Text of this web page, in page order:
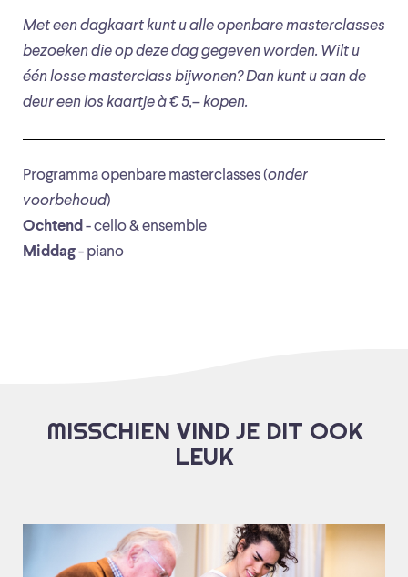
Met een dagkaart kunt u alle openbare masterclasses
bezoeken die op deze dag gegeven worden. Wilt u
één losse masterclass bijwonen? Dan kunt u aan de
deur een los kaartje à € 5,– kopen.
Programma openbare masterclasses (onder
voorbehoud)
Ochtend - cello & ensemble
Middag- piano
MISSCHIEN VIND JE DIT OOK
LEUK